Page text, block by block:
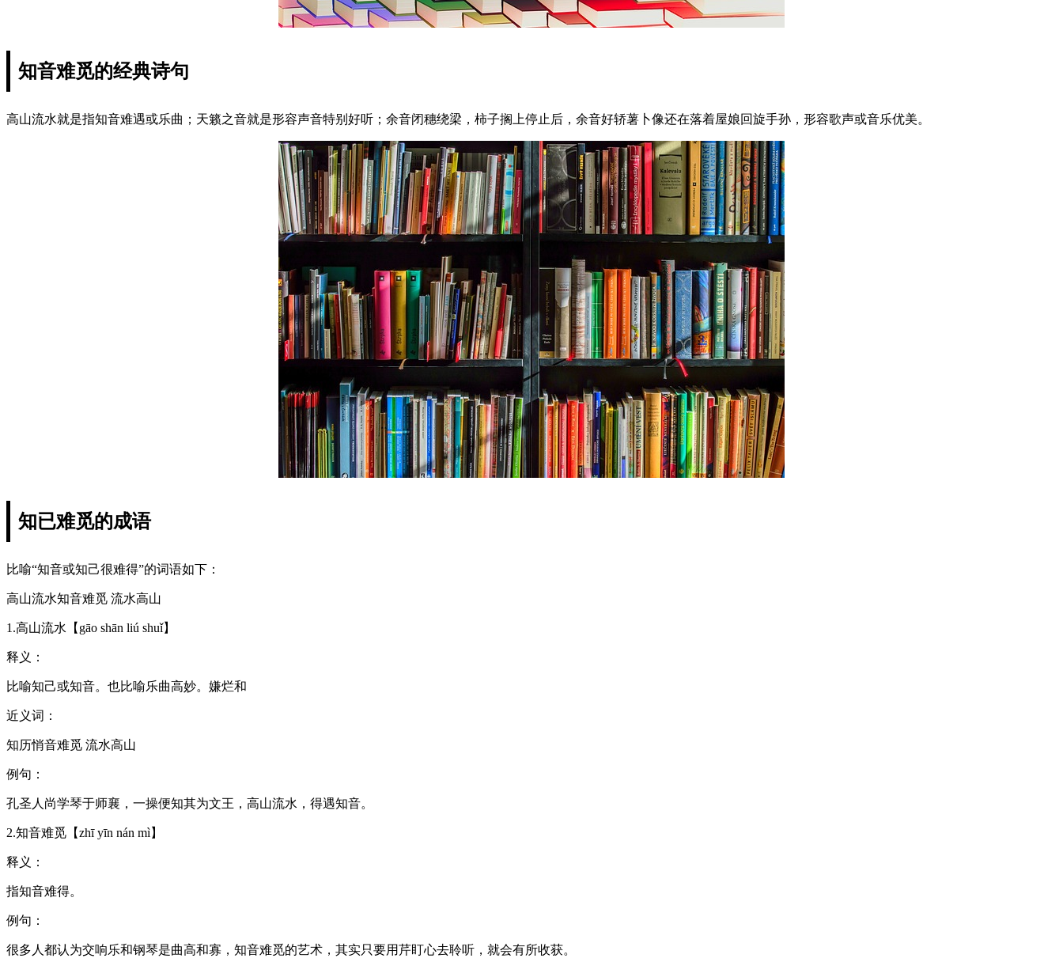
知音难觅的经典诗句
高山流水就是指知音难遇或乐曲；天籁之音就是形容声音特别好听；余音闭穗绕梁，柿子搁上停止后，余音好轿薯卜像还在落着屋娘回旋手孙，形容歌声或音乐优美。
知已难觅的成语
比喻“知音或知己很难得”的词语如下：
高山流水知音难觅 流水高山
1.高山流水【gāo shān liú shuǐ】
释义：
比喻知己或知音。也比喻乐曲高妙。嫌烂和
近义词：
知历悄音难觅 流水高山
例句：
孔圣人尚学琴于师襄，一操便知其为文王，高山流水，得遇知音。
2.知音难觅【zhī yīn nán mì】
释义：
指知音难得。
例句：
很多人都认为交响乐和钢琴是曲高和寡，知音难觅的艺术，其实只要用芹盯心去聆听，就会有所收获。